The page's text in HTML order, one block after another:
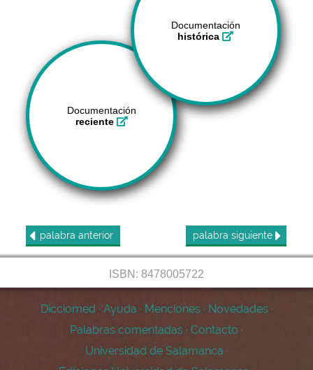
Documentación
histórica
Documentación
reciente
palabra anterior palabra siguiente
ISBN: 8478005722
Dicciomed · Ayuda · Menciones · Novedades ·
Palabras comentadas · Contacto ·
Universidad de Salamanca ·